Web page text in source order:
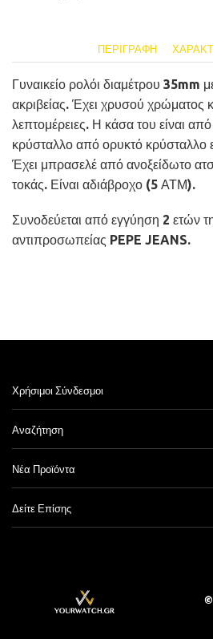
ΠΕΡΙΓΡΑΦΉ
Γυναικείο ρολόι διαμέτρου 35mm
ακριβείας. Έχει χρυσού χρώματος
λεπτομέρειες. Η κάσα του είναι
κρύσταλλο από ορυκτό κρύσταλλο
Έχει μπρασελέ από ανοξείδωτο
τοκάς. Είναι αδιάβροχο (5 ΑΤΜ).
Συνοδεύεται από εγγύηση 2 ετών
αντιπροσωπείας PEPE JEANS.
Χρήσιμοι Σύνδεσμοι
Αναζήτηση
Νέα Προϊόντα
Δείτε Επίσης
©